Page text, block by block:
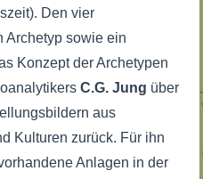
Den vier
Archetyp sowie ein
Konzept der Archetypen
C.G. Jung über
aus
Kulturen zurück. Für ihn
Anlagen in der